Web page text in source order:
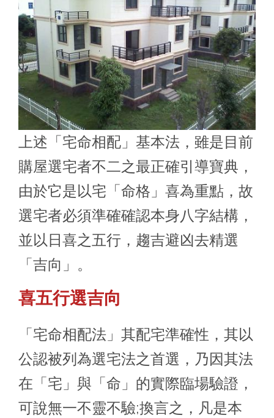
上述「宅命相配」基本法，雖是目前
購屋選宅者不二之最正確引導寶典，
由於它是以宅「命格」喜為重點，故
選宅者必須準確確認本身八字結構，
並以日喜之五行，趨吉避凶去精選
「吉向」。
喜五行選吉向
「宅命相配法」其配宅準確性，其以
公認被列為選宅法之首選，乃因其法
在「宅」與「命」的實際臨場驗證，
可說無一不靈不驗;換言之，凡是本